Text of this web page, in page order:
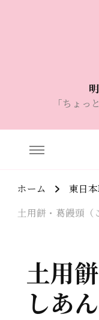
「ちょっ
ホーム
東日
土用餅・葛饅頭（
土用
しあ